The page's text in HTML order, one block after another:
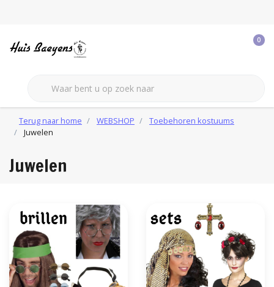
0
Terug naar home WEBSHOP
Toebehoren kostuums
Juwelen
Juwelen